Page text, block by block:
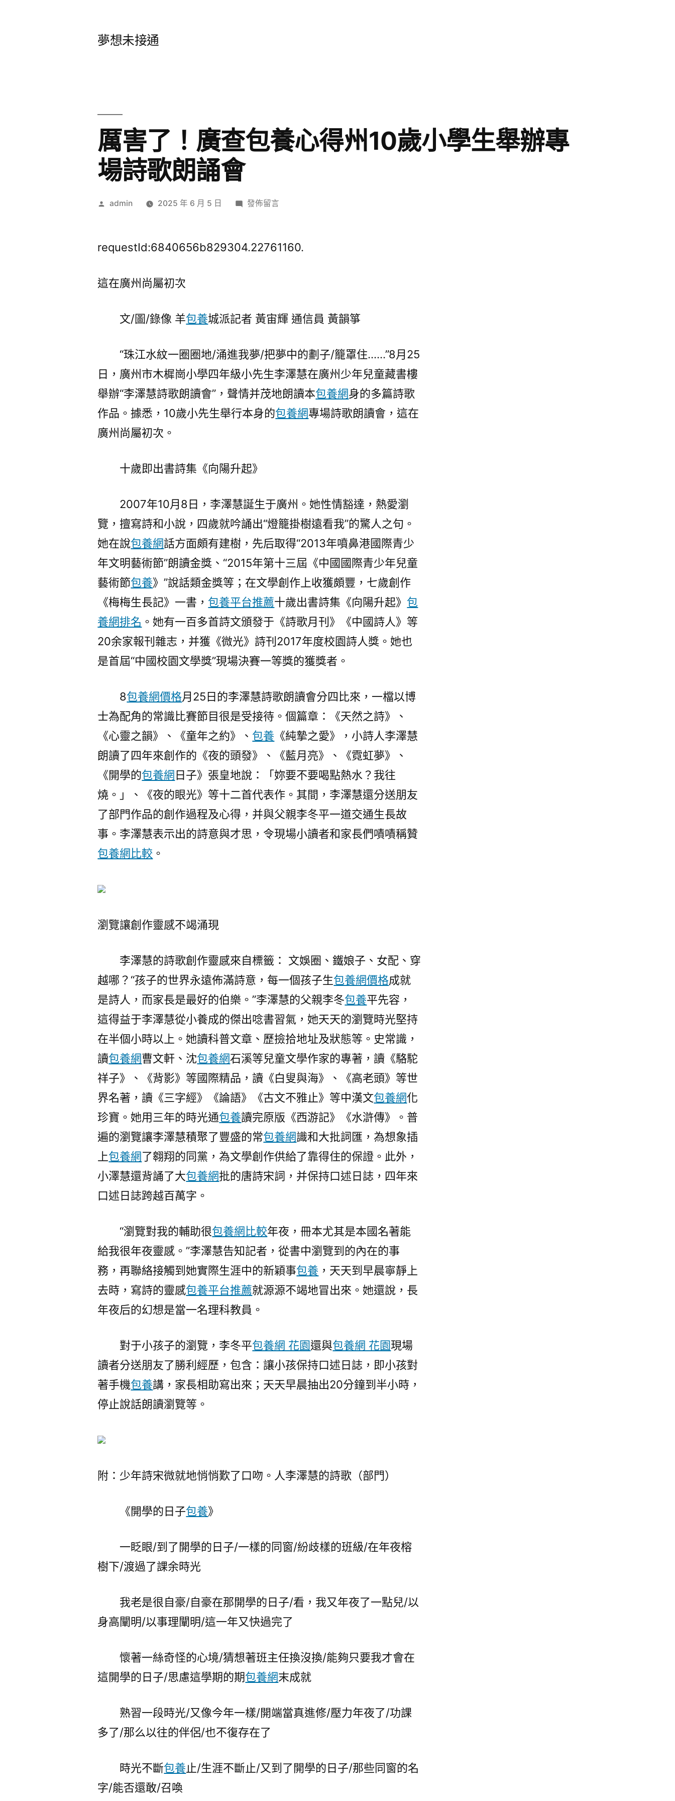
夢想未接通
厲害了！廣查包養心得州10歲小學生舉辦專
場詩歌朗誦會
作
admin 2025 年 6 月 5 日
在
了！
心
10
歲
小
學
生
場
歌
朗
誦
會〉
發佈留言
requestId:6840656b829304.22761160.
這在廣州尚屬初次
文/圖/錄像 羊包養城派記者 黃宙輝 通信員 黃韻箏
“珠江水紋一圈圈地/涌進我夢/把夢中的劃子/籠罩住……”8月25
日，廣州市木樨崗小學四年級小先生李澤慧在廣州少年兒童藏書樓
舉辦“李澤慧詩歌朗讀會”，聲情并茂地朗讀本包養網身的多篇詩歌
作品。據悉，10歲小先生舉行本身的包養網專場詩歌朗讀會，這在
廣州尚屬初次。
十歲即出書詩集《向陽升起》
2007年10月8日，李澤慧誕生于廣州。她性情豁達，熱愛瀏
覽，擅寫詩和小說，四歲就吟誦出“燈籠掛樹遠看我”的驚人之句。
她在說包養網話方面頗有建樹，先后取得“2013年噴鼻港國際青少
年文明藝術節”朗讀金獎、“2015年第十三屆《中國國際青少年兒童
藝術節包養》”說話類金獎等；在文學創作上收獲頗豐，七歲創作
《梅梅生長記》一書， 包養平台推薦十歲出書詩集《向陽升起》 包
養網排名 。她有一百多首詩文頒發于《詩歌月刊》《中國詩人》等
20余家報刊雜志，并獲《微光》詩刊2017年度校園詩人獎。她也
是首屆“中國校園文學獎”現場決賽一等獎的獲獎者。
8包養網價格月25日的李澤慧詩歌朗讀會分四比來，一檔以博
士為配角的常識比賽節目很是受接待。個篇章：《天然之詩》、
《心靈之韻》、《童年之約》、 包養 《純摯之愛》，小詩人李澤慧
朗讀了四年來創作的《夜的頭發》、《藍月亮》、《霓虹夢》、
《開學的包養網日子》張皇地說：「妳要不要喝點熱水？我往
燒。」、《夜的眼光》等十二首代表作。其間，李澤慧還分送朋友
了部門作品的創作過程及心得，并與父親李冬平一道交通生長故
事。李澤慧表示出的詩意與才思，令現場小讀者和家長們嘖嘖稱贊
包養網比較 。
瀏覽讓創作靈感不竭涌現
李澤慧的詩歌創作靈感來自標籤： 文娛圈、鐵娘子、女配、穿
越哪？“孩子的世界永遠佈滿詩意，每一個孩子生包養網價格成就
是詩人，而家長是最好的伯樂。”李澤慧的父親李冬包養平先容，
這得益于李澤慧從小養成的傑出唸書習氣，她天天的瀏覽時光堅持
在半個小時以上。她讀科普文章、歷撿拾地址及狀態等。史常識，
讀包養網曹文軒、沈包養網石溪等兒童文學作家的專著，讀《駱駝
祥子》、《背影》等國際精品，讀《白叟與海》、《高老頭》等世
界名著，讀《三字經》《論語》《古文不雅止》等中漢文包養網化
珍寶。她用三年的時光通包養讀完原版《西游記》《水滸傳》。普
遍的瀏覽讓李澤慧積聚了豐盛的常包養網識和大批詞匯，為想象插
上包養網了翱翔的同黨，為文學創作供給了靠得住的保證。此外，
小澤慧還背誦了大包養網批的唐詩宋詞，并保持口述日誌，四年來
口述日誌跨越百萬字。
“瀏覽對我的輔助很包養網比較年夜，冊本尤其是本國名著能
給我很年夜靈感。”李澤慧告知記者，從書中瀏覽到的內在的事
務，再聯絡接觸到她實際生涯中的新穎事包養 ，天天到早晨寧靜上
去時，寫詩的靈感包養平台推薦就源源不竭地冒出來。她還說，長
年夜后的幻想是當一名理科教員。
對于小孩子的瀏覽，李冬平包養網 花園還與包養網 花園現場
讀者分送朋友了勝利經歷，包含：讓小孩保持口述日誌，即小孩對
著手機包養講，家長相助寫出來；天天早晨抽出20分鐘到半小時，
停止說話朗讀瀏覽等。
附：少年詩宋微就地悄悄歎了口吻。人李澤慧的詩歌（部門）
《開學的日子包養》
一眨眼/到了開學的日子/一樣的同窗/紛歧樣的班級/在年夜榕
樹下/渡過了課余時光
我老是很自豪/自豪在那開學的日子/看，我又年夜了一點兒/以
身高闡明/以事理闡明/這一年又快過完了
懷著一絲奇怪的心境/猜想著班主任換沒換/能夠只要我才會在
這開學的日子/思慮這學期的期包養網末成就
熟習一段時光/又像今年一樣/開端當真進修/壓力年夜了/功課
多了/那么以往的伴侶/也不復存在了
時光不斷包養止/生涯不斷止/又到了開學的日子/那些同窗的名
字/能否還敢/召喚